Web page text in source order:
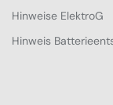
Hinweise ElektroG
Hinweis